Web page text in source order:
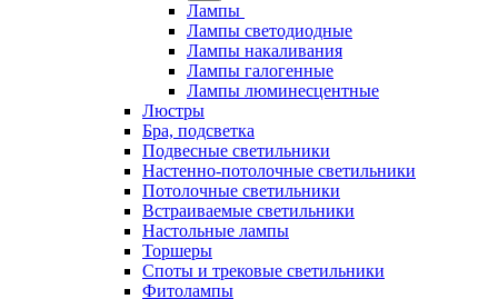
Лампы
Лампы светодиодные
Лампы накаливания
Лампы галогенные
Лампы люминесцентные
Люстры
Бра, подсветка
Подвесные светильники
Настенно-потолочные светильники
Потолочные светильники
Встраиваемые светильники
Настольные лампы
Торшеры
Споты и трековые светильники
Фитолампы